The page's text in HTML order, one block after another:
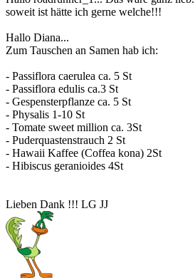
soweit ist hätte ich gerne welche!!!
Hallo Diana...
Zum Tauschen an Samen hab ich:
- Passiflora caerulea ca. 5 St
- Passiflora edulis ca.3 St
- Gespensterpflanze ca. 5 St
- Physalis 1-10 St
- Tomate sweet million ca. 3St
- Puderquastenstrauch 2 St
- Hawaii Kaffee (Coffea kona) 2St
- Hibiscus geranioides 4St
Lieben Dank !!! LG JJ